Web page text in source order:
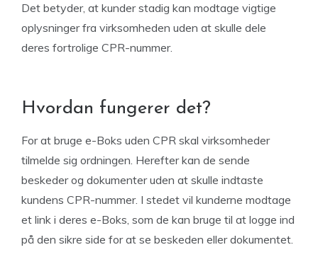
Det betyder, at kunder stadig kan modtage vigtige
oplysninger fra virksomheden uden at skulle dele
deres fortrolige CPR-nummer.
Hvordan fungerer det?
For at bruge e-Boks uden CPR skal virksomheder
tilmelde sig ordningen. Herefter kan de sende
beskeder og dokumenter uden at skulle indtaste
kundens CPR-nummer. I stedet vil kunderne modtage
et link i deres e-Boks, som de kan bruge til at logge ind
på den sikre side for at se beskeden eller dokumentet.